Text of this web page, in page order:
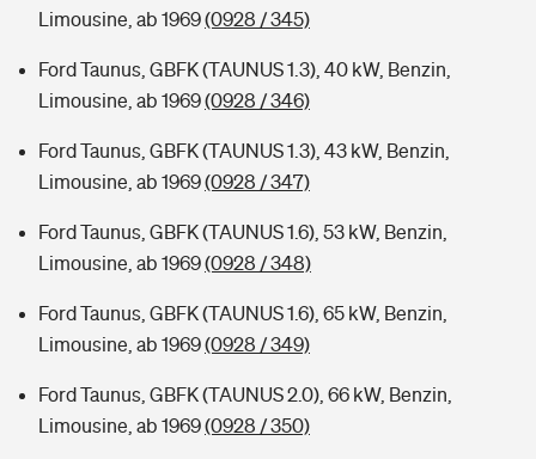
Limousine, ab 1969(0928 / 345)
Ford Taunus, GBFK (TAUNUS 1.3), 40 kW, Benzin,
Limousine, ab 1969(0928 / 346)
Ford Taunus, GBFK (TAUNUS 1.3), 43 kW, Benzin,
Limousine, ab 1969(0928 / 347)
Ford Taunus, GBFK (TAUNUS 1.6), 53 kW, Benzin,
Limousine, ab 1969(0928 / 348)
Ford Taunus, GBFK (TAUNUS 1.6), 65 kW, Benzin,
Limousine, ab 1969(0928 / 349)
Ford Taunus, GBFK (TAUNUS 2.0), 66 kW, Benzin,
Limousine, ab 1969(0928 / 350)